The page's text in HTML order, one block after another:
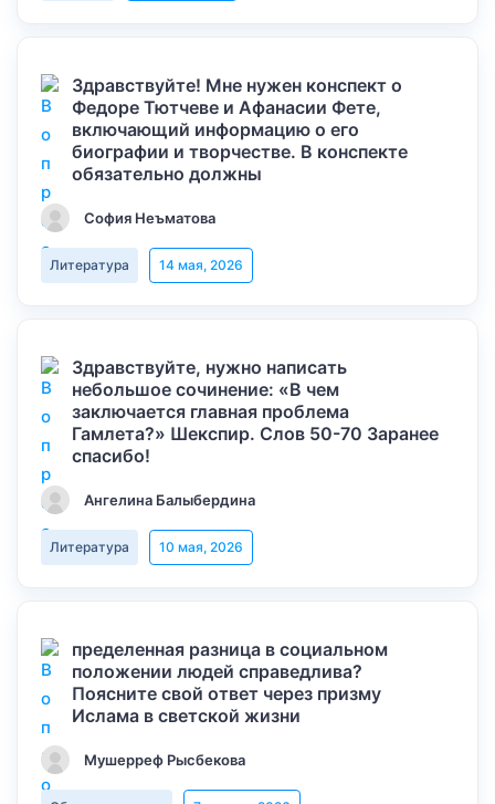
Здравствуйте! Мне нужен конспект о
Федоре Тютчеве и Афанасии Фете,
включающий информацию о его
биографии и творчестве. В конспекте
обязательно должны
София Неъматова
Литература 14 мая, 2026
Здравствуйте, нужно написать
небольшое сочинение: «В чем
заключается главная проблема
Гамлета?» Шекспир. Слов 50-70 Заранее
спасибо!
Ангелина Балыбердина
Литература 10 мая, 2026
пределенная разница в социальном
положении людей справедлива?
Поясните свой ответ через призму
Ислама в светской жизни
Мушерреф Рысбекова